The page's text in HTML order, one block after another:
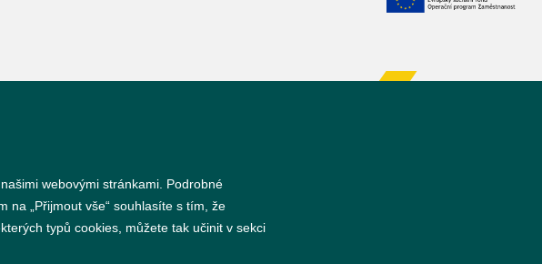
webovými stránkami. Podrobné
na „Přijmout vše“ souhlasíte s tím, že
typů cookies, můžete tak učinit v sekci